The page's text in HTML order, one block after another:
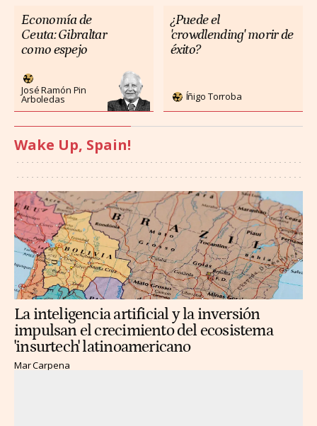
Economía de
Ceuta: Gibraltar
como espejo
José Ramón Pin
Arboledas
¿Puede el
'crowdlending' morir de
éxito?
Íñigo Torroba
Wake Up, Spain!
La inteligencia artificial y la inversión
impulsan el crecimiento del ecosistema
'insurtech' latinoamericano
Mar Carpena